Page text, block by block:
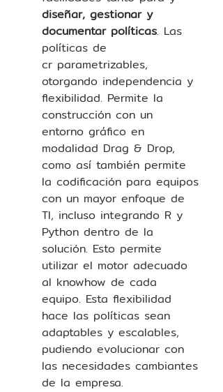
diseñar, gestionar y
documentar políticas. Las
políticas de
cr parametrizables,
otorgando independencia y
flexibilidad. Permite la
construcción con un
entorno gráfico en
modalidad Drag & Drop,
como así también permite
la codificación para equipos
con un mayor enfoque de
TI, incluso integrando R y
Python dentro de la
solución. Esto permite
utilizar el motor adecuado
al knowhow de cada
equipo. Esta flexibilidad
hace las políticas sean
adaptables y escalables,
pudiendo evolucionar con
las necesidades cambiantes
de la empresa.